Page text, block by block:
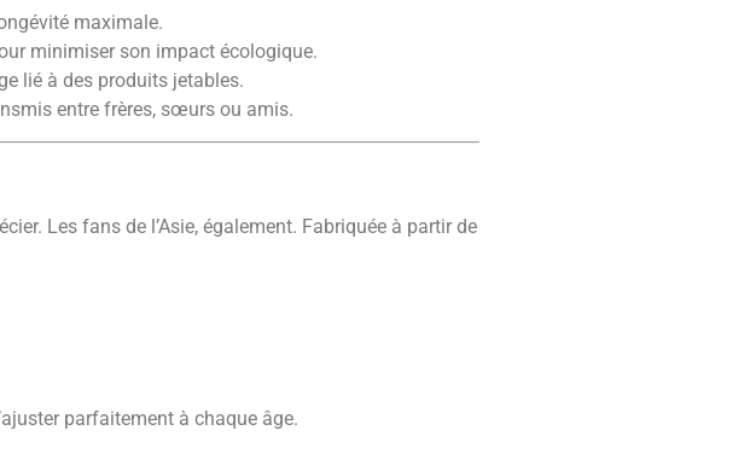
maximale.
minimiser son impact écologique.
lié à des produits jetables.
entre frères, sœurs ou amis.
Les fans de l’Asie, également. Fabriquée à partir de
parfaitement à chaque âge.